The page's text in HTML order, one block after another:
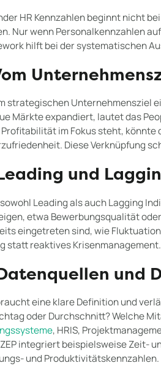
HR Kennzahlen beginnt nicht
Nur wenn Personalkennzahlen
hilft bei der systematischen
strategischen Unternehmensziel
Märkte expandiert, lautet das
im Fokus steht,
Diese Verknüpfung
und
Leading als auch Lagging
etwa Bewerbungsqualität
eingetreten sind, wie
statt reaktives Krisenmanagement.
und
eine klare Definition und
oder Durchschnitt? Welche
, HRIS,
integriert beispielsweise Zeit-
und Produktivitätskennzahlen.